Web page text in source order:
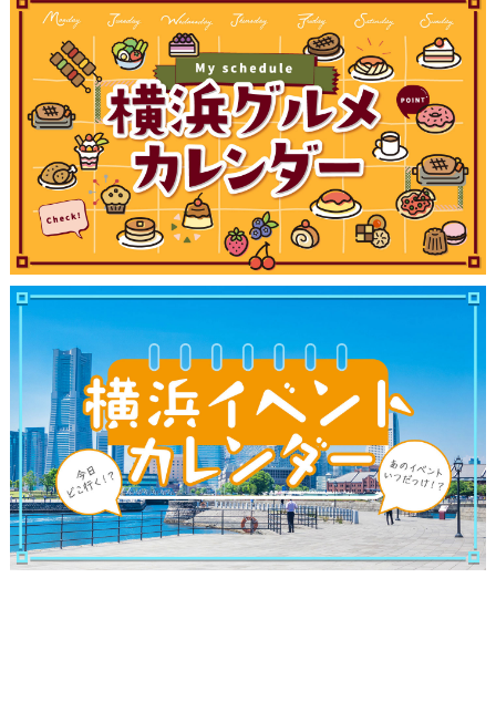
観光ガイド
ランキング
ブログ記事
サイトについて